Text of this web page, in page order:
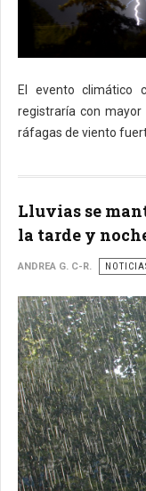
El evento climático
registraría con
ráfagas de viento
Lluvias se
la tarde y
ANDREA G. C-R.